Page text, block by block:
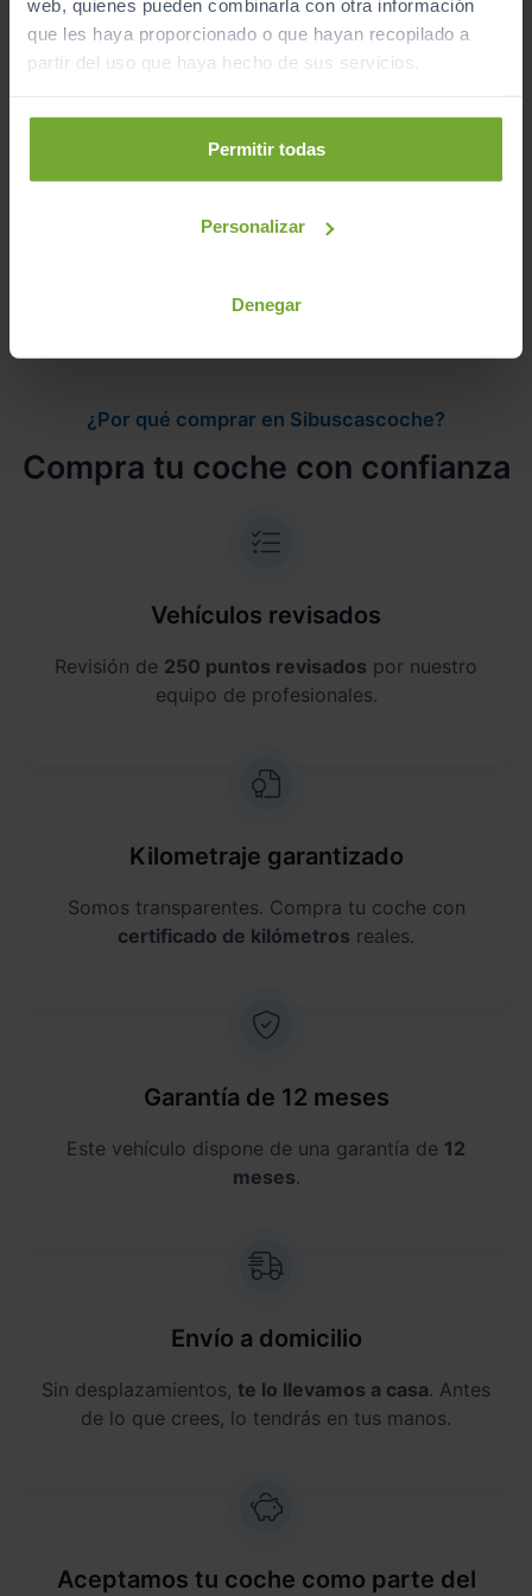
web, quienes pueden combinarla con otra información
que les haya proporcionado o que hayan recopilado a
partir del uso que haya hecho de sus servicios.
Permitir todas
Personalizar
Denegar
Ver vehículos del concesionario
Pruébalo en cualquiera de nuestras
Te lo entregamos en tu casa, en cualquier
¿Por qué comprar en Sibuscascoche?
Compra tu coche con confianza
Vehículos revisados
Revisión de 250 puntos revisados por nuestro
equipo de profesionales.
Kilometraje garantizado
Somos transparentes. Compra tu coche con
certificado de kilómetros reales.
Garantía de 12 meses
Este vehículo dispone de una garantía de 12
meses.
Envío a domicilio
Sin desplazamientos, te lo llevamos a casa. Antes
de lo que crees, lo tendrás en tus manos.
Aceptamos tu coche como parte del